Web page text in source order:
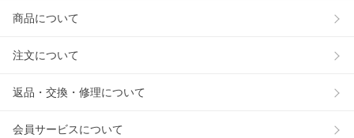
商品について
注文について
返品・交換・修理について
会員サービスについて